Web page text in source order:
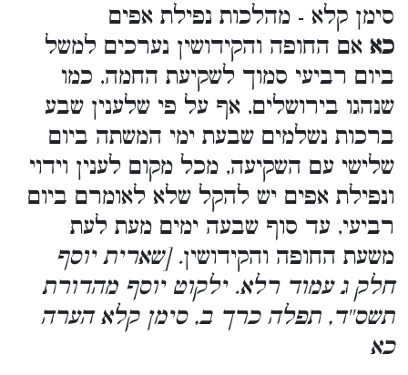
סימן קלא - מהלכות נפילת אפים
כא אם החופה והקידושין נערכים למשל
ביום רביעי סמוך לשקיעת החמה, כמו
שנהגו בירושלים, אף על פי שלענין שבע
ברכות נשלמים שבעת ימי המשתה ביום
שלישי עם השקיעה, מכל מקום לענין וידוי
ונפילת אפים יש להקל שלא לאומרם ביום
רביעי, עד סוף שבעה ימים מעת לעת
משעת החופה והקידושין. [שארית יוסף
חלק ג עמוד רלא. ילקוט יוסף מהדורת
תשס''ד, תפלה כרך ב, סימן קלא הערה
כא